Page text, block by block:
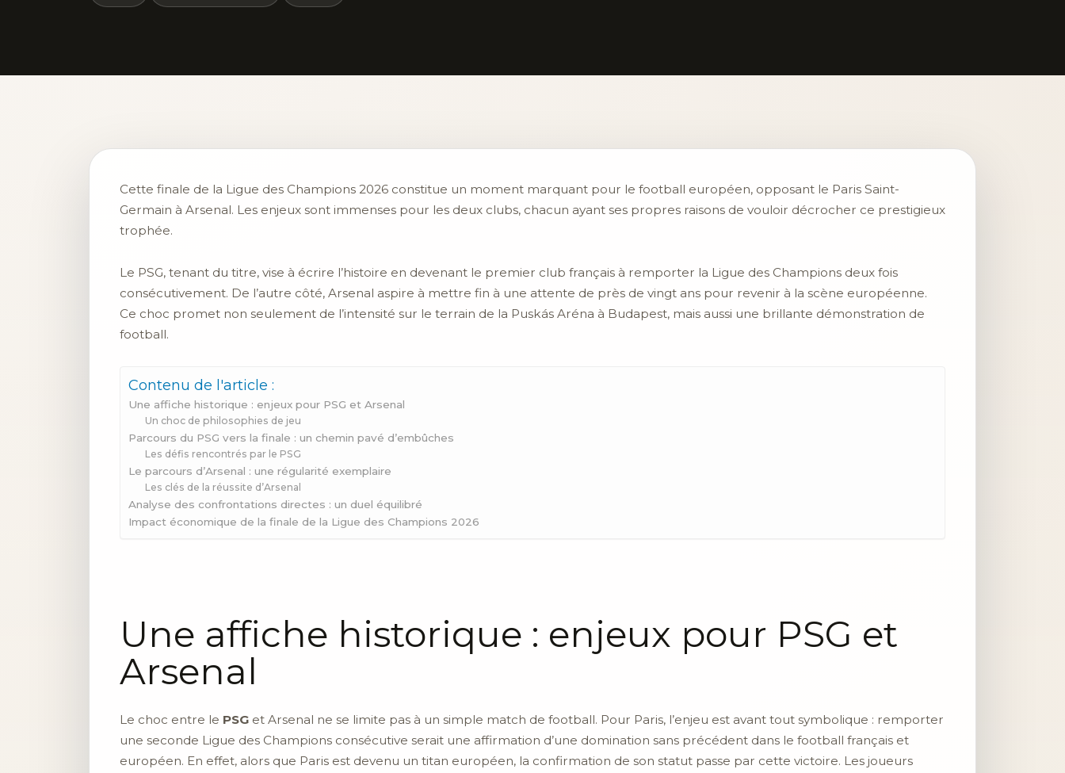
Cette finale de la Ligue des Champions 2026 constitue un moment marquant pour le football européen, opposant le Paris Saint-
Germain à Arsenal. Les enjeux sont immenses pour les deux clubs, chacun ayant ses propres raisons de vouloir décrocher ce prestigieux
trophée.
Le PSG, tenant du titre, vise à écrire l’histoire en devenant le premier club français à remporter la Ligue des Champions deux fois
consécutivement. De l’autre côté, Arsenal aspire à mettre fin à une attente de près de vingt ans pour revenir à la scène européenne.
Ce choc promet non seulement de l’intensité sur le terrain de la Puskás Aréna à Budapest, mais aussi une brillante démonstration de
football.
Contenu de l'article :
Une affiche historique : enjeux pour PSG et Arsenal
Un choc de philosophies de jeu
Parcours du PSG vers la finale : un chemin pavé d’embûches
Les défis rencontrés par le PSG
Le parcours d’Arsenal : une régularité exemplaire
Les clés de la réussite d’Arsenal
Analyse des confrontations directes : un duel équilibré
Impact économique de la finale de la Ligue des Champions 2026
Une affiche historique : enjeux pour PSG et
Arsenal
Le choc entre le PSG et Arsenal ne se limite pas à un simple match de football. Pour Paris, l’enjeu est avant tout symbolique : remporter
une seconde Ligue des Champions consécutive serait une affirmation d’une domination sans précédent dans le football français et
européen. En effet, alors que Paris est devenu un titan européen, la confirmation de son statut passe par cette victoire. Les joueurs